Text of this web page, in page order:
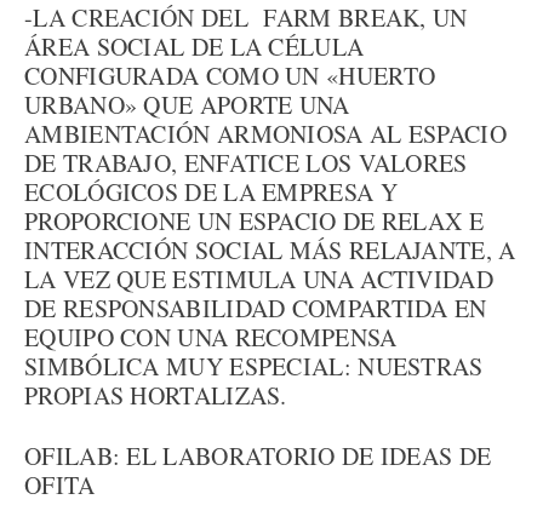
-LA CREACIÓN DEL FARM BREAK, UN
ÁREA SOCIAL DE LA CÉLULA
CONFIGURADA COMO UN «HUERTO
URBANO» QUE APORTE UNA
AMBIENTACIÓN ARMONIOSA AL ESPACIO
DE TRABAJO, ENFATICE LOS VALORES
ECOLÓGICOS DE LA EMPRESA Y
PROPORCIONE UN ESPACIO DE RELAX E
INTERACCIÓN SOCIAL MÁS RELAJANTE, A
LA VEZ QUE ESTIMULA UNA ACTIVIDAD
DE RESPONSABILIDAD COMPARTIDA EN
EQUIPO CON UNA RECOMPENSA
SIMBÓLICA MUY ESPECIAL: NUESTRAS
PROPIAS HORTALIZAS.
OFILAB: EL LABORATORIO DE IDEAS DE
OFITA